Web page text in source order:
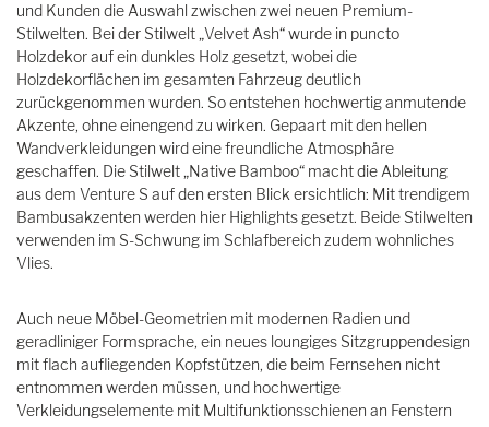
und Kunden die Auswahl zwischen zwei neuen Premium-
Stilwelten. Bei der Stilwelt „Velvet Ash“ wurde in puncto
Holzdekor auf ein dunkles Holz gesetzt, wobei die
Holzdekorflächen im gesamten Fahrzeug deutlich
zurückgenommen wurden. So entstehen hochwertig anmutende
Akzente, ohne einengend zu wirken. Gepaart mit den hellen
Wandverkleidungen wird eine freundliche Atmosphäre
geschaffen. Die Stilwelt „Native Bamboo“ macht die Ableitung
aus dem Venture S auf den ersten Blick ersichtlich: Mit trendigem
Bambusakzenten werden hier Highlights gesetzt. Beide Stilwelten
verwenden im S-Schwung im Schlafbereich zudem wohnliches
Vlies.
Auch neue Möbel-Geometrien mit modernen Radien und
geradliniger Formsprache, ein neues loungiges Sitzgruppendesign
mit flach aufliegenden Kopfstützen, die beim Fernsehen nicht
entnommen werden müssen, und hochwertige
Verkleidungselemente mit Multifunktionsschienen an Fenstern